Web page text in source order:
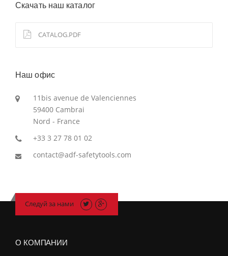
Скачать наш каталог
CATALOG.PDF
Наш офис
11bis avenue de Valenciennes
59400 Cambrai
Nord - France
+33 3 27 78 01 02
contact@adf-safetytools.com
Следуй за нами
О КОМПАНИИ